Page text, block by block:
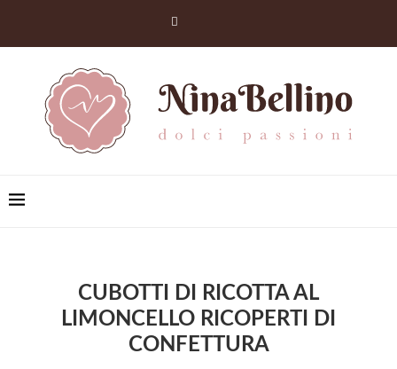
CUBOTTI DI RICOTTA AL
LIMONCELLO RICOPERTI DI
CONFETTURA